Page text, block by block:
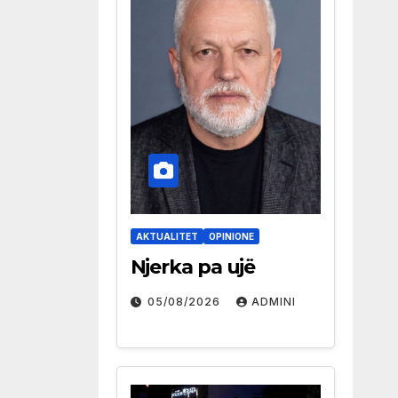
AKTUALITET OPINIONE
Njerka pa ujë
05/08/2026 ADMINI